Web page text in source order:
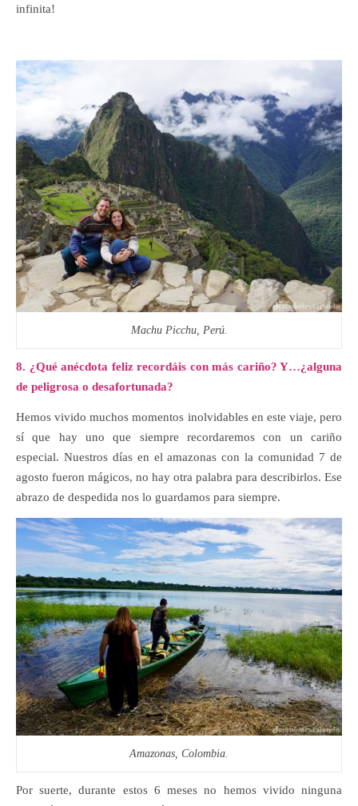
infinita!
Machu Picchu, Perú.
8. ¿Qué anécdota feliz recordáis con más cariño? Y…¿alguna
de peligrosa o desafortunada?
Hemos vivido muchos momentos inolvidables en este viaje, pero
sí que hay uno que siempre recordaremos con un cariño
especial. Nuestros días en el amazonas con la comunidad 7 de
agosto fueron mágicos, no hay otra palabra para describirlos. Ese
abrazo de despedida nos lo guardamos para siempre.
Amazonas, Colombia.
Por suerte, durante estos 6 meses no hemos vivido ninguna